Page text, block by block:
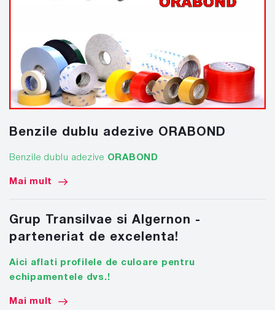
Benzile dublu adezive ORABOND
Benzile dublu adezive ORABOND
Mai mult
Grup Transilvae si Algernon -
parteneriat de excelenta!
Aici aflati profilele de culoare pentru
echipamentele dvs.!
Mai mult